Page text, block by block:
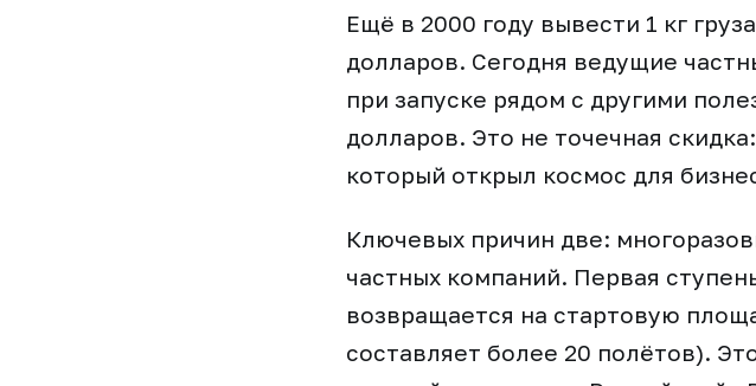
Ещё в 2000 году вывести 1 кг
долларов. Сегодня ведущие
при запуске рядом с другими
долларов. Это не точечная
который открыл космос для
Ключевых причин две:
частных компаний. Первая
возвращается на стартовую
составляет более 20 полётов).